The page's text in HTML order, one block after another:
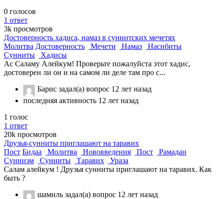
0 голосов
1 ответ
3k просмотров
Достоверность хадиса, намаз в суннитских мечетях
Молитва Достоверность Мечети Намаз
Насибиты
Сунниты
Хадисы
Ас Саламу Алейкум! Проверьте пожалуйста этот хадис,
достоверен ли он и на самом ли деле там про с...
Барис задал(а) вопрос 12 лет назад
последняя активность 12 лет назад
1 голос
1 ответ
20k просмотров
Друзья-сунниты приглашают на таравих
Пост Бидаа Молитва Нововведения Пост
Рамадан
Суннизм
Сунниты Таравих
Ураза
Салам алейкум ! Друзья сунниты приглашают на таравих. Как
быть ?
шамиль задал(а) вопрос 12 лет назад